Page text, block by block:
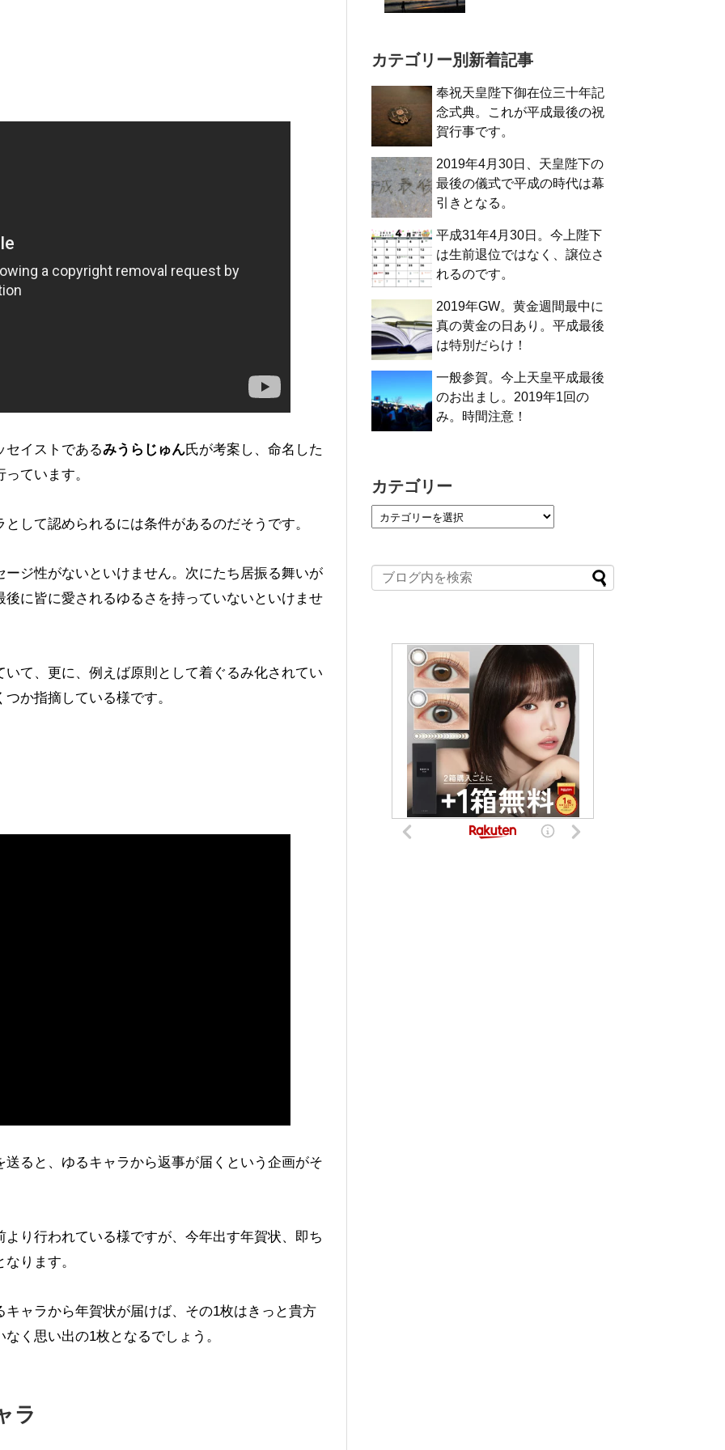
セイストであるみうらじゅん氏が考案し、命名した
ています。
して認められるには条件があるのだそうです。
ジ性がないといけません。次にたち居振る舞いが
に皆に愛されるゆるさを持っていないといけませ
いて、更に、例えば原則として着ぐるみ化されてい
か指摘している様です。
ると、ゆるキャラから返事が届くという企画がそ
り行われている様ですが、今年出す年賀状、即ち
なります。
ャラから年賀状が届けば、その1枚はきっと貴方
く思い出の1枚となるでしょう。
ラ
カテゴリー別新着記事
奉祝天皇陛下御在位三十年記
念式典。これが平成最後の祝
賀行事です。
2019年4月30日、天皇陛下の
最後の儀式で平成の時代は幕
引きとなる。
平成31年4月30日。今上陛下
は生前退位ではなく、譲位さ
れるのです。
2019年GW。黄金週間最中に
真の黄金の日あり。平成最後
は特別だらけ！
一般参賀。今上天皇平成最後
のお出まし。2019年1回の
み。時間注意！
カテゴリー